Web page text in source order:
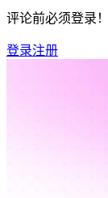
评论前必须登录！
登录注册